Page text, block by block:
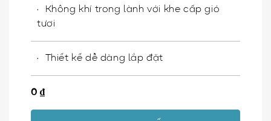
Không khí trong lành với khe cấp gió
tươi
Thiết kế dễ dàng lắp đặt
0₫